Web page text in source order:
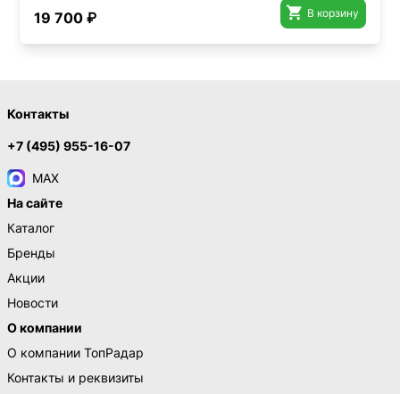
19 700 ₽  В корзину
Контакты
+7 (495) 955-16-07
MAX
На сайте
Каталог
Бренды
Акции
Новости
О компании
О компании ТопРадар
Контакты и реквизиты